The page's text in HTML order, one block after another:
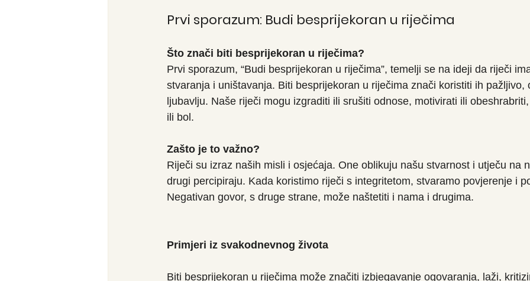
Prvi sporazum: Budi besprijekoran u riječima
Što znači biti besprijekoran u riječima?
Prvi sporazum, “Budi besprijekoran u riječima”, temelji se na ideji da riječi
stvaranja i uništavanja. Biti besprijekoran u riječima znači koristiti ih
ljubavlju. Naše riječi mogu izgraditi ili srušiti odnose, motivirati ili
ili bol.
Zašto je to važno?
Riječi su izraz naših misli i osjećaja. One oblikuju našu stvarnost i utječu na
drugi percipiraju. Kada koristimo riječi s integritetom, stvaramo povjerenje i
Negativan govor, s druge strane, može naštetiti i nama i drugima.
Primjeri iz svakodnevnog života
Biti besprijekoran u riječima može značiti izbjegavanje ogovaranja, laži,